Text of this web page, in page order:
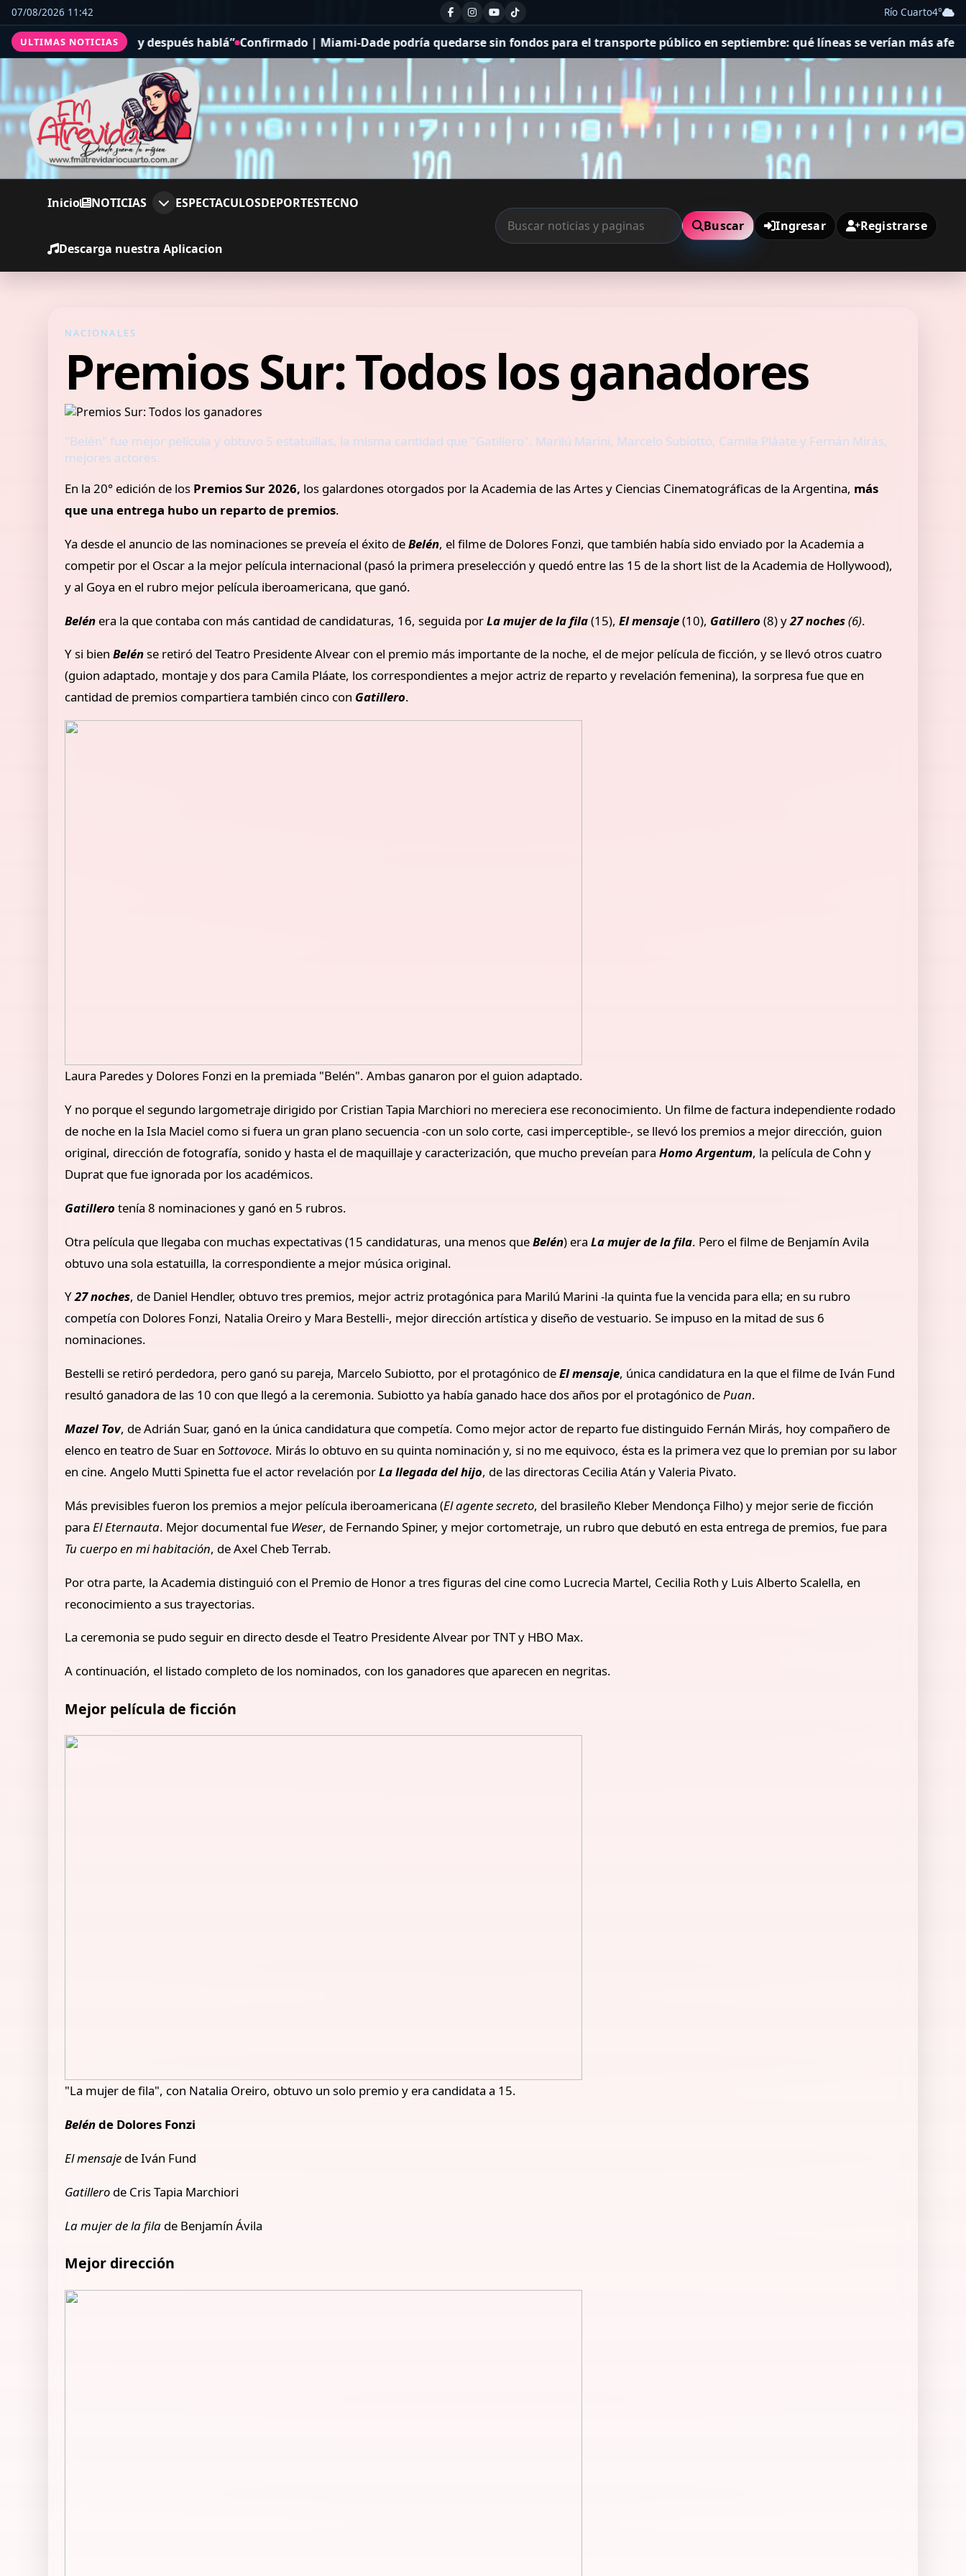
07/08/2026 11:42 Río Cuarto4°
ULTIMAS NOTICIAS
hablá” Confirmado | Miami-Dade podría quedarse sin fondos para el transporte público en septiembre: qué líneas se verían más afectadas Tragedia en una
Inicio NOTICIAS ESPECTACULOSDEPORTESTECNO
Descarga nuestra Aplicacion
Buscar Ingresar Registrarse
NACIONALES
Premios Sur: Todos los ganadores
"Belén" fue mejor película y obtuvo 5 estatuillas, la misma cantidad que "Gatillero". Marilú Marini, Marcelo Subiotto, Camila Pláate y Fernán Mirás,
mejores actores.
En la 20° edición de los Premios Sur 2026, los galardones otorgados por la Academia de las Artes y Ciencias Cinematográficas de la Argentina, más
que una entrega hubo un reparto de premios.
Ya desde el anuncio de las nominaciones se preveía el éxito deBelén, el filme de Dolores Fonzi, que también había sido enviado por la Academia a
competir por el Oscar a la mejor película internacional (pasó la primera preselección y quedó entre las 15 de la short list de la Academia de Hollywood),
y al Goya en el rubro mejor película iberoamericana, que ganó.
Belén era la que contaba con más cantidad de candidaturas, 16, seguida porLa mujer de la fila(15),El mensaje(10), Gatillero (8) y27 noches(6).
Y si bienBelénse retiró del Teatro Presidente Alvear con el premio más importante de la noche, el de mejor película de ficción, y se llevó otros cuatro
(guion adaptado, montaje y dos para Camila Pláate, los correspondientes a mejor actriz de reparto y revelación femenina), la sorpresa fue que en
cantidad de premios compartiera también cinco con Gatillero.
Laura Paredes y Dolores Fonzi en la premiada "Belén". Ambas ganaron por el guion adaptado.
Y no porque el segundo largometraje dirigido por Cristian Tapia Marchiori no mereciera ese reconocimiento. Un filme de factura independiente rodado
de noche en la Isla Maciel como si fuera un gran plano secuencia -con un solo corte, casi imperceptible-, se llevó los premios a mejor dirección, guion
original, dirección de fotografía, sonido y hasta el de maquillaje y caracterización, que mucho preveían paraHomo Argentum, la película de Cohn y
Duprat que fue ignorada por los académicos.
Gatillero tenía 8 nominaciones y ganó en 5 rubros.
Otra película que llegaba con muchas expectativas (15 candidaturas, una menos queBelén) eraLa mujer de la fila. Pero el filme de Benjamín Avila
obtuvo una sola estatuilla, la correspondiente a mejor música original.
Y27 noches, de Daniel Hendler, obtuvo tres premios, mejor actriz protagónica para Marilú Marini -la quinta fue la vencida para ella; en su rubro
competía con Dolores Fonzi, Natalia Oreiro y Mara Bestelli-, mejor dirección artística y diseño de vestuario. Se impuso en la mitad de sus 6
nominaciones.
Bestelli se retiró perdedora, pero ganó su pareja, Marcelo Subiotto, por el protagónico deEl mensaje, única candidatura en la que el filme de Iván Fund
resultó ganadora de las 10 con que llegó a la ceremonia. Subiotto ya había ganado hace dos años por el protagónico dePuan.
Mazel Tov, de Adrián Suar, ganó en la única candidatura que competía. Como mejor actor de reparto fue distinguido Fernán Mirás, hoy compañero de
elenco en teatro de Suar enSottovoce. Mirás lo obtuvo en su quinta nominación y, si no me equivoco, ésta es la primera vez que lo premian por su labor
en cine. Angelo Mutti Spinetta fue el actor revelación porLa llegada del hijo, de las directoras Cecilia Atán y Valeria Pivato.
Más previsibles fueron los premios a mejor película iberoamericana (El agente secreto, del brasileño Kleber Mendonça Filho) y mejor serie de ficción
paraEl Eternauta. Mejor documental fue Weser, de Fernando Spiner, y mejor cortometraje, un rubro que debutó en esta entrega de premios, fue para
Tu cuerpo en mi habitación, de Axel Cheb Terrab.
Por otra parte, la Academia distinguió con el Premio de Honor a tres figuras del cine como Lucrecia Martel, Cecilia Roth y Luis Alberto Scalella, en
reconocimiento a sus trayectorias.
La ceremonia se pudo seguir en directo desde el Teatro Presidente Alvear por TNT y HBO Max.
A continuación, el listado completo de los nominados, con los ganadores que aparecen en negritas.
Mejor película de ficción
"La mujer de fila", con Natalia Oreiro, obtuvo un solo premio y era candidata a 15.
Belénde Dolores Fonzi
El mensaje de Iván Fund
Gatillero de Cris Tapia Marchiori
La mujer de la fila de Benjamín Ávila
Mejor dirección